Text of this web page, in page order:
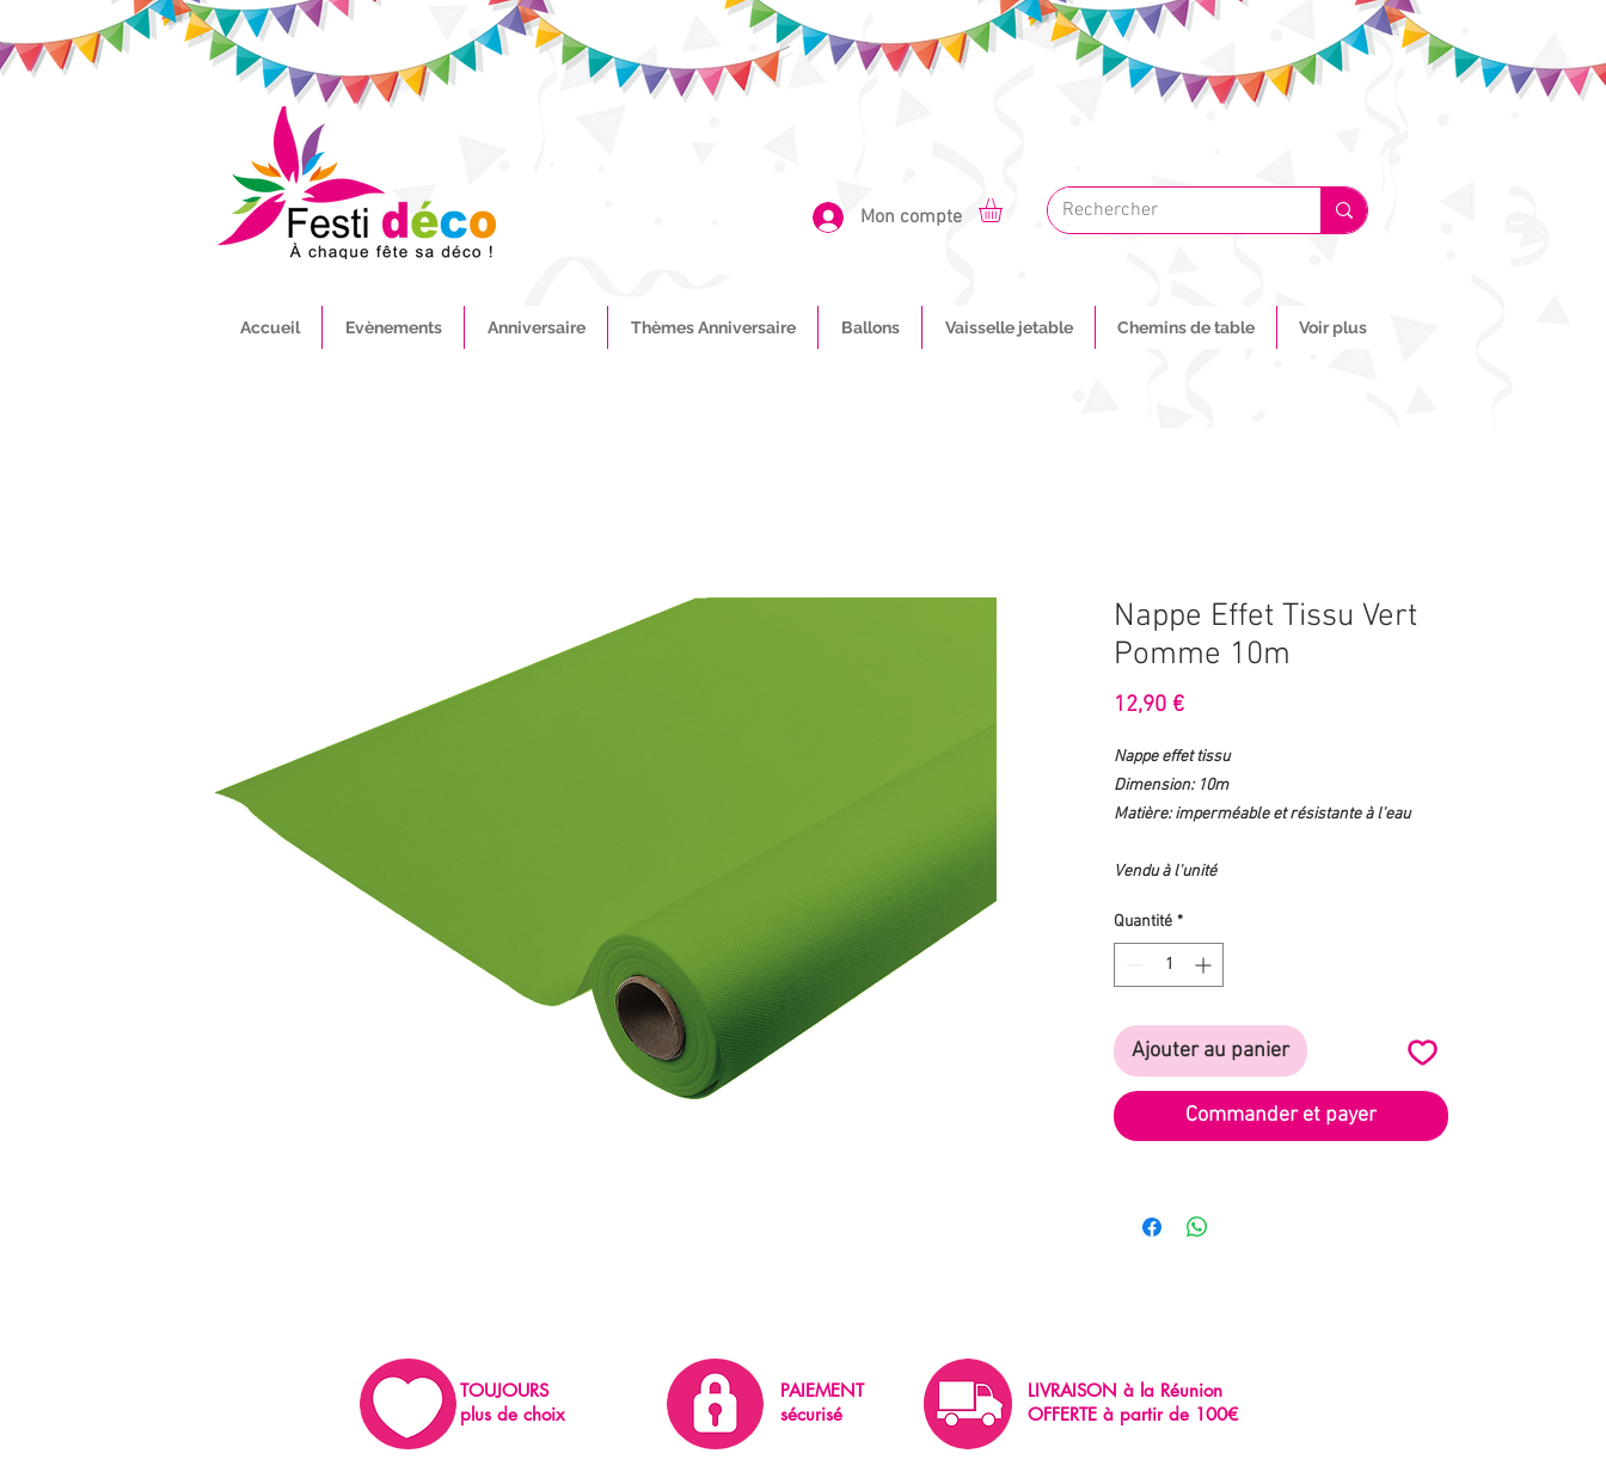
Mon compte
Accueil Evènements Anniversaire Thèmes Anniversaire Ballons Vaisselle jetable Chemins de table Voir plus
Nappe Effet Tissu Vert
Pomme 10m
12,90 €Prix
Nappe effet tissu
Dimension: 10m
Matière: imperméable et résistante à l'eau
Vendu à l'unité
Quantité *
Ajouter au panier
Commander et payer
TOUJOURS
plus de choix
PAIEMENT
sécurisé
LIVRAISON à la Réunion
OFFERTE à partir de 100€